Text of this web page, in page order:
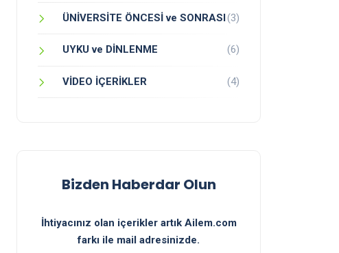
ÜNİVERSİTE ÖNCESİ ve SONRASI (3)
UYKU ve DİNLENME (6)
VİDEO İÇERİKLER (4)
Bizden Haberdar Olun
İhtiyacınız olan içerikler artık Ailem.com
farkı ile mail adresinizde.